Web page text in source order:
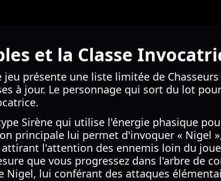
et la Classe
présente une liste limitée de
à jour. Le personnage qui sort du lot
Sirène qui utilise l'énergie phasique
principale lui permet d'invoquer « Nigel
l'attention des ennemis loin du
que vous progressez dans l'arbre de
Nigel, lui conférant des attaques